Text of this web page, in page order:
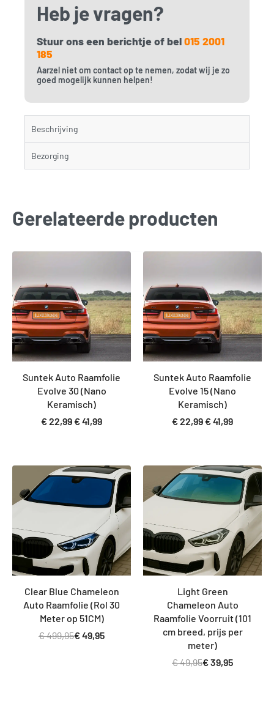
Heb je vragen?
Stuur ons een berichtje of bel015 2001
185
Aarzel niet om contact op te nemen, zodat wij je zo
goed mogelijk kunnen helpen!
Beschrijving
Bezorging
Gerelateerde producten
Suntek Auto Raamfolie
Evolve 30 (Nano
Keramisch)
€22,99 €41,99
Suntek Auto Raamfolie
Evolve 15 (Nano
Keramisch)
€22,99 €41,99
Clear Blue Chameleon
Auto Raamfolie (Rol 30
Meter op 51CM)
€499,95€49,95
Light Green
Chameleon Auto
Raamfolie Voorruit (101
cm breed, prijs per
meter)
€49,95€39,95